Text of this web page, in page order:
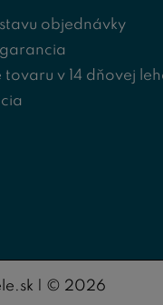
objednávky
tovaru v 14 dňovej
| © 2026